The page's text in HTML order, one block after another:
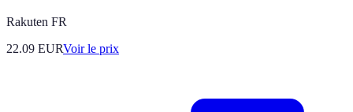
Rakuten FR
22.09 EURVoir le prix